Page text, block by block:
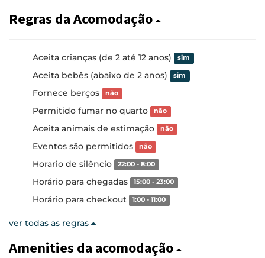
Regras da Acomodação
Aceita crianças (de 2 até 12 anos) sim
Aceita bebês (abaixo de 2 anos) sim
Fornece berços não
Permitido fumar no quarto não
Aceita animais de estimação não
Eventos são permitidos não
Horario de silêncio 22:00 - 8:00
Horário para chegadas 15:00 - 23:00
Horário para checkout 1:00 - 11:00
ver todas as regras
Amenities da acomodação